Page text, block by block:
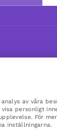
av våra
personligt
För
inställningarna.